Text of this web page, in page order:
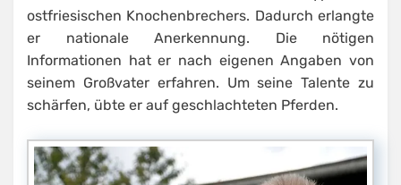
ostfriesischen Knochenbrechers. Dadurch erlangte
er nationale Anerkennung. Die nötigen
Informationen hat er nach eigenen Angaben von
seinem Großvater erfahren. Um seine Talente zu
schärfen, übte er auf geschlachteten Pferden.